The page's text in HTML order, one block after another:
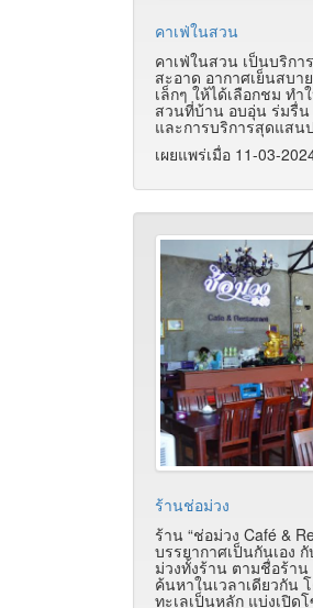
คาเฟ่ในสวน
คาเฟ่ในสวน เป็นบริกา
สะอาด อากาศเย็นสบ
เล็กๆ ให้ได้เลือกชม ท
สวนที่บ้าน อบอุ่น ร่มรื่น
และการบริการสุดแสน
เผยแพร่เมื่อ 11-03-
ร้านช่อม่วง
ร้าน “ช่อม่วง Café &
บรรยากาศเป็นกันเอง
ม่วงทั้งร้าน ตามชื่อร้า
ค้นหาในเวลาเดียวกัน
ทะเลเป็นหลัก แบ่งเปิด